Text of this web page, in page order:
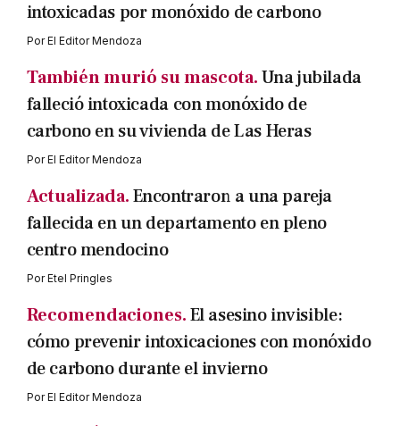
intoxicadas por monóxido de carbono
PorEl Editor Mendoza
También murió su mascota.Una jubilada
falleció intoxicada con monóxido de
carbono en su vivienda de Las Heras
PorEl Editor Mendoza
Actualizada.Encontraron a una pareja
fallecida en un departamento en pleno
centro mendocino
PorEtel Pringles
Recomendaciones.El asesino invisible:
cómo prevenir intoxicaciones con monóxido
de carbono durante el invierno
PorEl Editor Mendoza